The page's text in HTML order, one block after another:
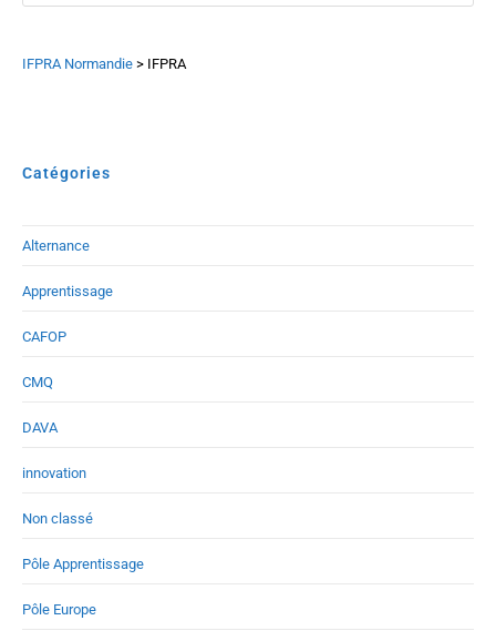
IFPRA Normandie > IFPRA
Catégories
Alternance
Apprentissage
CAFOP
CMQ
DAVA
innovation
Non classé
Pôle Apprentissage
Pôle Europe